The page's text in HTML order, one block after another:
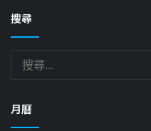
搜尋
月曆